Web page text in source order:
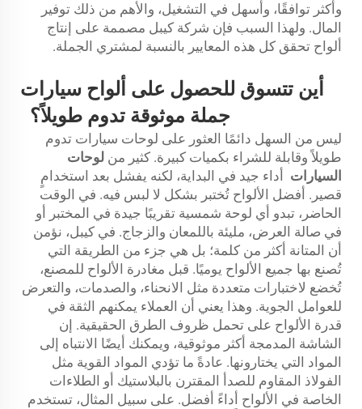
وأكثر توافقًا، وأسهل في التشغيل، والأهم من ذلك توفير
المال. ولهذا السبب فإن شركة كيبل مصممة على إنتاج
ألواح تحقق كل هذه المعايير بالنسبة لمشتري الجملة.
أين تتسوق للحصول على ألواح سيارات
جملة موثوقة تدوم طويلاً؟
ليس من السهل دائمًا العثور على لوحات سيارات تدوم
طويلاً وقابلة للشراء بكميات كبيرة. كثير من لوحات
السيارات
أداء جيد في البداية، لكنه يفشل بعد استخدامٍ
قصير. أفضل الألواح تُختبر بشكل لا لبس فيه. في الوقت
الحاضر، تبدو أي لوحة شمسية تقريبًا جيدة في المختبر أو
في صالة العرض، مليئة باللمعان والزجاج. في كيبل، نؤمن
أن المتانة أكثر من كلمة؛ بل هي جزء من الطريقة التي
تُصنع بها جميع الألواح يوميًا. قبل مغادرة الألواح للمصنع،
تُخضع لاختبارات متعددة مثل الانحناء، والصدمات، والتعرض
للعوامل الجوية. وهذا يعني أن العملاء يمكنهم الثقة في
قدرة الألواح على تحمل ظروف الطرق الحقيقية. إن
الشاشة المدمجة أكثر موثوقية، ويمكنك أيضًا الانتباه إلى
المواد التي يختارونها. عادةً ما تؤدي المواد القوية مثل
الفولاذ المقاوم للصدأ المقترن بالبلاستيك أو الطلاءات
الخاصة في الألواح أداءً أفضل. على سبيل المثال، تستخدم